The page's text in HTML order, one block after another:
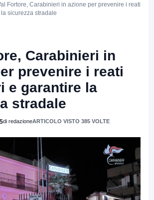
Fortore, Carabinieri in azione per prevenire i reati
sicurezza stradale
Carabinieri in
prevenire i reati
e garantire la
stradale
di redazioneARTICOLO VISTO 385 VOLTE